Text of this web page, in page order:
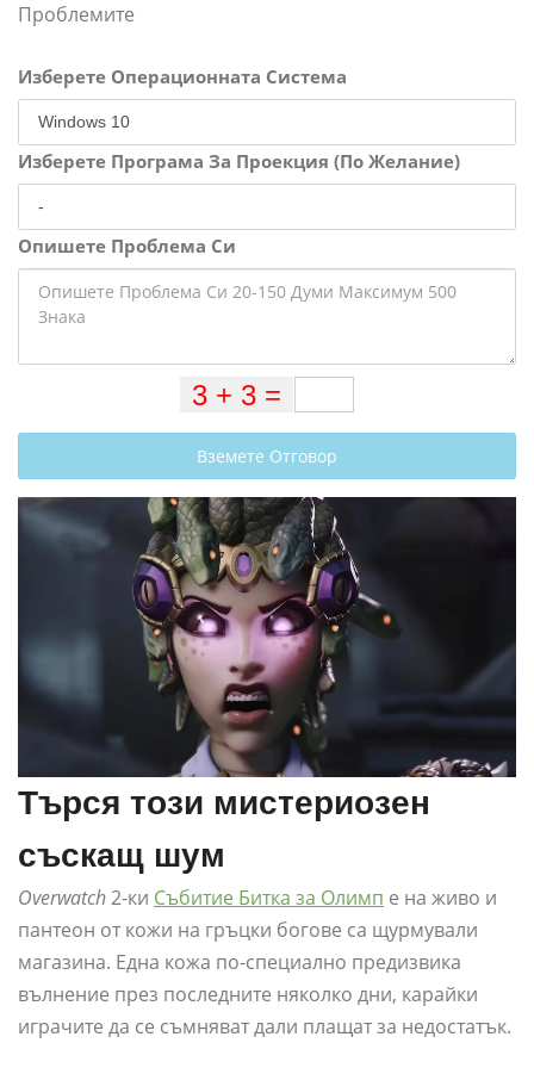
Проблемите
Изберете Операционната Система
Изберете Програма За Проекция (По Желание)
Опишете Проблема Си
Вземете Отговор
Търся този мистериозен
съскащ шум
Overwatch2-ки Събитие Битка за Олимп е на живо и
пантеон от кожи на гръцки богове са щурмували
магазина. Една кожа по-специално предизвика
вълнение през последните няколко дни, карайки
играчите да се съмняват дали плащат за недостатък.